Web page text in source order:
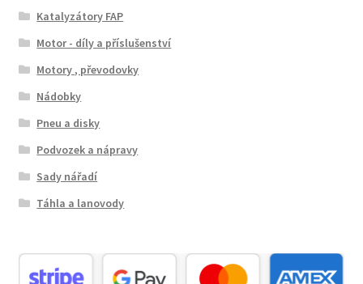
Katalyzátory FAP
Motor - díly a příslušenství
Motory , převodovky
Nádobky
Pneu a disky
Podvozek a nápravy
Sady nářadí
Táhla a lanovody